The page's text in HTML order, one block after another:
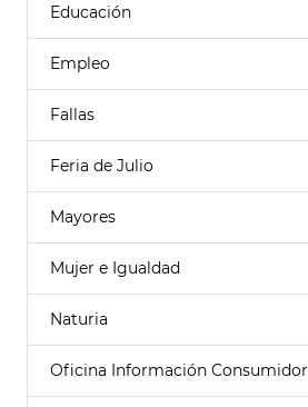
Educación
Empleo
Fallas
Feria de Julio
Mayores
Mujer e Igualdad
Naturia
Oficina Información Consumidor